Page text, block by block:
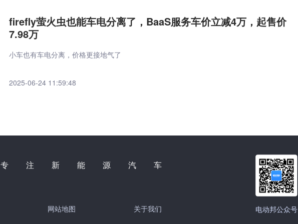
firefly萤火虫也能车电分离了，BaaS服务车价立减4万，起售价
7.98万
小车也有车电分离，价格更接地气了
2025-06-24 11:59:48
专注新能源汽车
网站地图 关于我们 电动邦公众号